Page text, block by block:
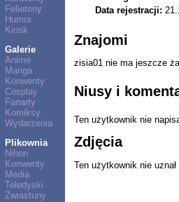
Felietony
Humor
Kiosk
Galerie
Anime
Manga
Konwenty
Cosplay
Fanarty
Komiksy
Wydarzenia
Plikownia
Nihon
Konwenty
Media
Teledyski
Zwiastuny
Data rejestracji:
Znajomi
zisia01 nie ma jeszcze
Niusy i
Ten użytkownik nie
Zdjęcia
Ten użytkownik nie